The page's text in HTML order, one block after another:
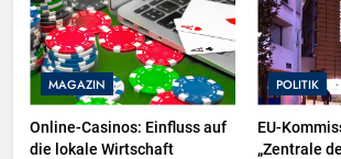
MAGAZIN
Online-Casinos: Einfluss auf
die lokale Wirtschaft
POLITIK
EU-
„Zentrale